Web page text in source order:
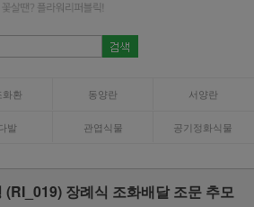
화환 동양란 서양란
발 관엽식물 공기정화식물
장례식 조화배달 조문 추모